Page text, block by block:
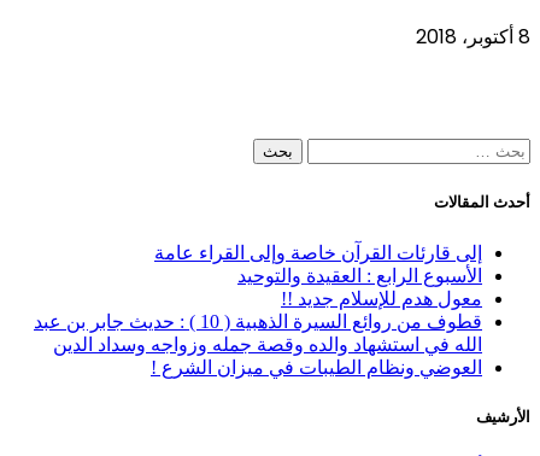
8 أكتوبر، 2018
البحث
أحدث المقالات
إلى قارئات القرآن خاصة وإلى القراء عامة
الأسبوع الرابع : العقيدة والتوحيد
معول هدم للإسلام جديد !!
قطوف من روائع السيرة الذهبية ( 10 ) : حديث جابر بن عبد
الله في استشهاد والده وقصة جمله وزواجه وسداد الدين
العوضي ونظام الطيبات في ميزان الشرع !
الأرشيف